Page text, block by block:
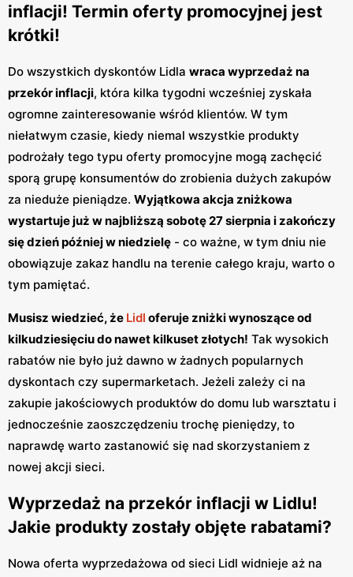
inflacji! Termin oferty promocyjnej jest
krótki!
Do wszystkich dyskontów Lidla wraca wyprzedaż na
przekór inflacji, która kilka tygodni wcześniej zyskała
ogromne zainteresowanie wśród klientów. W tym
niełatwym czasie, kiedy niemal wszystkie produkty
podrożały tego typu oferty promocyjne mogą zachęcić
sporą grupę konsumentów do zrobienia dużych zakupów
za nieduże pieniądze. Wyjątkowa akcja zniżkowa
wystartuje już w najbliższą sobotę 27 sierpnia i zakończy
się dzień później w niedzielę - co ważne, w tym dniu nie
obowiązuje zakaz handlu na terenie całego kraju, warto o
tym pamiętać.
Musisz wiedzieć, że Lidl oferuje zniżki wynoszące od
kilkudziesięciu do nawet kilkuset złotych! Tak wysokich
rabatów nie było już dawno w żadnych popularnych
dyskontach czy supermarketach. Jeżeli zależy ci na
zakupie jakościowych produktów do domu lub warsztatu i
jednocześnie zaoszczędzeniu trochę pieniędzy, to
naprawdę warto zastanowić się nad skorzystaniem z
nowej akcji sieci.
Wyprzedaż na przekór inflacji w Lidlu!
Jakie produkty zostały objęte rabatami?
Nowa oferta wyprzedażowa od sieci Lidl widnieje aż na